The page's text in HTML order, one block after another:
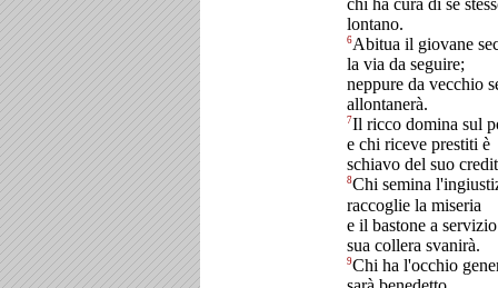
lontano.
6Abitua il giovane
la via da seguire;
neppure da vecchio
allontanerà.
7Il ricco domina sul
e chi riceve prestiti è
schiavo del suo
8Chi semina
raccoglie la miseria
e il bastone a
sua collera svanirà.
9Chi ha l'occhio